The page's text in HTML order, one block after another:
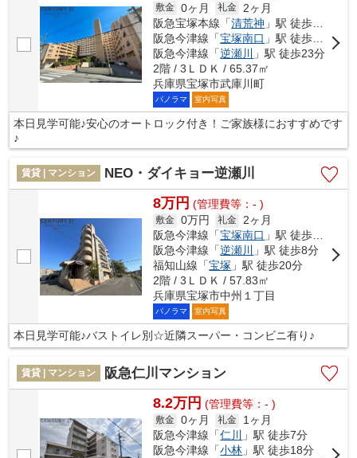
敷金 0ヶ月 礼金
2ヶ月
阪急宝塚本線「清荒神 」駅 徒歩11分
阪急今津線「宝塚南口 」駅 徒歩13分
阪急今津線「逆瀬川 」駅 徒歩23分
2階 / 3ＬＤＫ / 65.37㎡
兵庫県宝塚市武庫川町
パノラマ 室内写真
本日見学可能♪安心のオートロック付き！ご家族様におすすめです
♪
賃貸 | マンション NEO・ダイキョー逆瀬川
8万円 (管理費等：- )
敷金 0万円 礼金 2ヶ月
阪急今津線「宝塚南口 」駅 徒歩6分
阪急今津線「逆瀬川
」駅 徒歩8分
福知山線「宝塚 」駅 徒歩20分
2階 / 3ＬＤＫ / 57.83㎡
兵庫県宝塚市中州１丁目
パノラマ 室内写真
本日見学可能♪バストイレ別☆近隣スーパー・コンビニ有り♪
賃貸 | マンション 阪急仁川マンション
8.2万円 (管理費等：- )
敷金 0ヶ月 礼金
1ヶ月
阪急今津線「仁川
」駅 徒歩7分
阪急今津線「小林 」駅 徒歩18分